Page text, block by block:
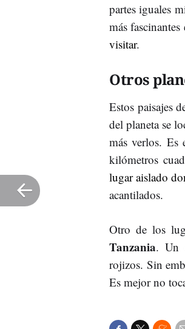
partes iguales
más
visitar.
Otros
Estos paisajes
del planeta se
más verlos. Es
kilómetros
lugar aislado
acantilados.
Otro de los
Tanzania. Un
rojizos. Sin
Es mejor no